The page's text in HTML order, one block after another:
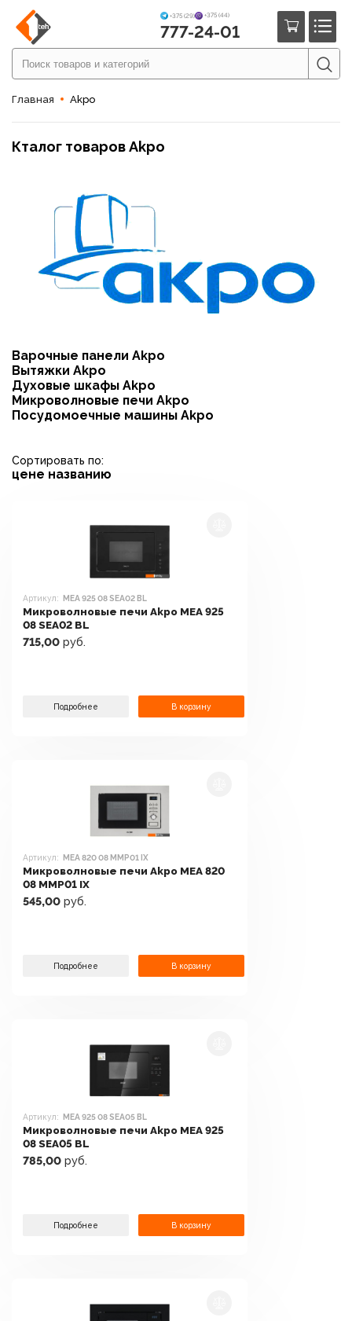
+375 (29) +375 (44)
777-24-01
Главная Akpo
Кталог товаров Akpo
Варочные панели Akpo
Вытяжки Akpo
Духовые шкафы Akpo
Микроволновые печи Akpo
Посудомоечные машины Akpo
Сортировать по:
цене названию
Артикул: MEA 925 08 SEA02 BL
Микроволновые печи Akpo MEA 925
08 SEA02 BL
715,00 руб.
Подробнее В корзину
Артикул: MEA 820 08 MMP01 IX
Микроволновые печи Akpo MEA 820
08 MMP01 IX
545,00 руб.
Подробнее В корзину
Артикул: MEA 925 08 SEA05 BL
Микроволновые печи Akpo MEA 925
08 SEA05 BL
785,00 руб.
Подробнее В корзину